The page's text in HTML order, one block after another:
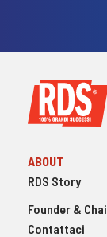
ABOUT
RDS Story
Founder &
Contattaci